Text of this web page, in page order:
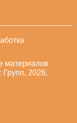
материалов
2026.